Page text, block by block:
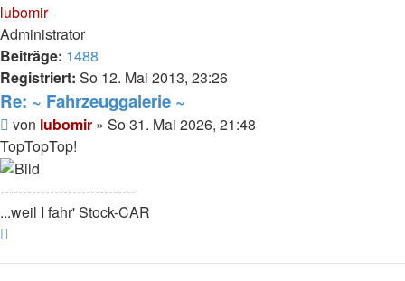
lubomir
Administrator
Beiträge: 1488
Registriert: So 12. Mai 2013, 23:26
Re: ~ Fahrzeuggalerie ~
Beitrag
von lubomir » So 31. Mai 2026, 21:48
TopTopTop!
------------------------------
...weil I fahr' Stock-CAR